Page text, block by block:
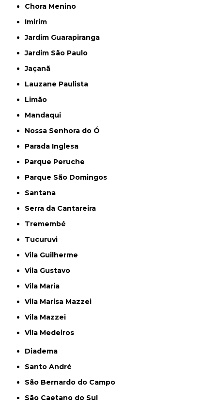
Chora Menino
Imirim
Jardim Guarapiranga
Jardim São Paulo
Jaçanã
Lauzane Paulista
Limão
Mandaqui
Nossa Senhora do Ó
Parada Inglesa
Parque Peruche
Parque São Domingos
Santana
Serra da Cantareira
Tremembé
Tucuruvi
Vila Guilherme
Vila Gustavo
Vila Maria
Vila Marisa Mazzei
Vila Mazzei
Vila Medeiros
Diadema
Santo André
São Bernardo do Campo
São Caetano do Sul